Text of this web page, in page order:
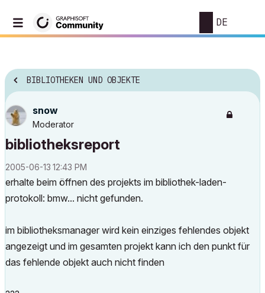
DE
BIBLIOTHEKEN UND OBJEKTE
snow
Moderator
bibliotheksreport
‎2005-06-13 12:43 PM
erhalte beim öffnen des projekts im bibliothek-laden-
protokoll: bmw... nicht gefunden.
im bibliotheksmanager wird kein einziges fehlendes objekt
angezeigt und im gesamten projekt kann ich den punkt für
das fehlende objekt auch nicht finden